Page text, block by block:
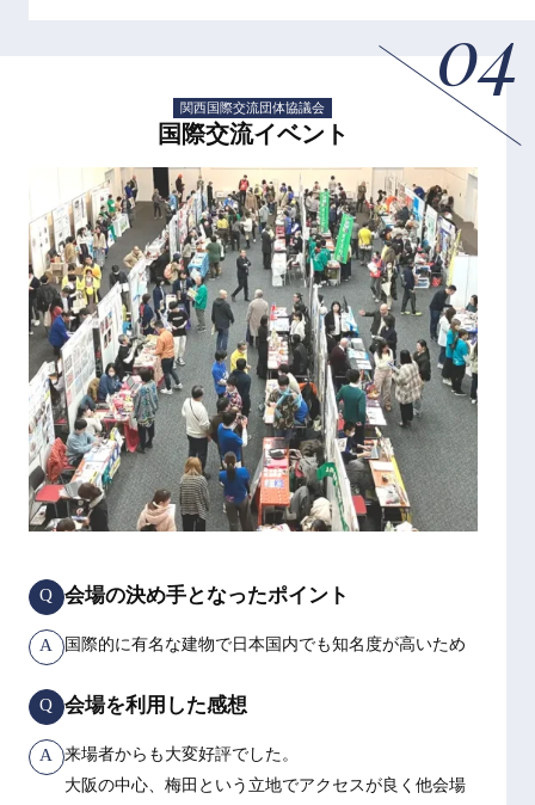
04
関西国際交流団体協議会
国際交流イベント
Q 会場の決め手となったポイント
A 国際的に有名な建物で日本国内でも知名度が高いため
Q 会場を利用した感想
A
来場者からも大変好評でした。
大阪の中心、梅田という立地でアクセスが良く他会場